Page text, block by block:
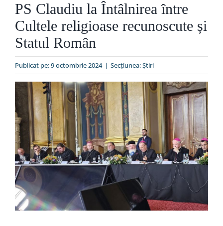
Organizare
Liturgic
Special
PS Claudiu la Întâlnirea între
Cultele religioase recunoscute și
Statul Român
Publicat pe: 9 octombrie 2024 | Secțiunea:Ştiri